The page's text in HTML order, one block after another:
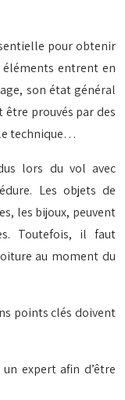
pour obtenir
éléments entrent en
son état général
être prouvés par des
technique…
lors du vol avec
Les objets de
les bijoux, peuvent
Toutefois, il faut
au moment du
points clés doivent
expert afin d’être